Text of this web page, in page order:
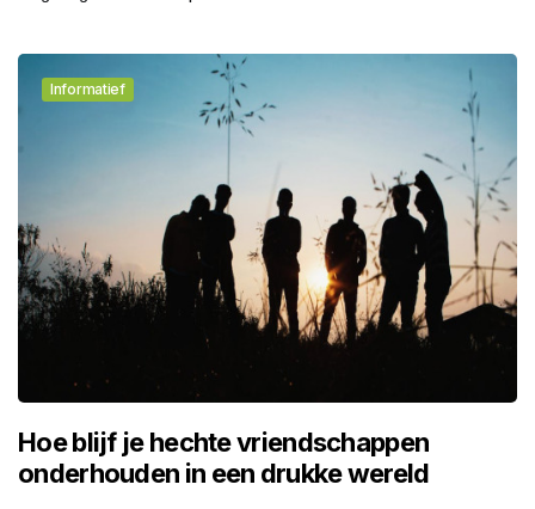
Informatief
Hoe blijf je hechte vriendschappen
onderhouden in een drukke wereld